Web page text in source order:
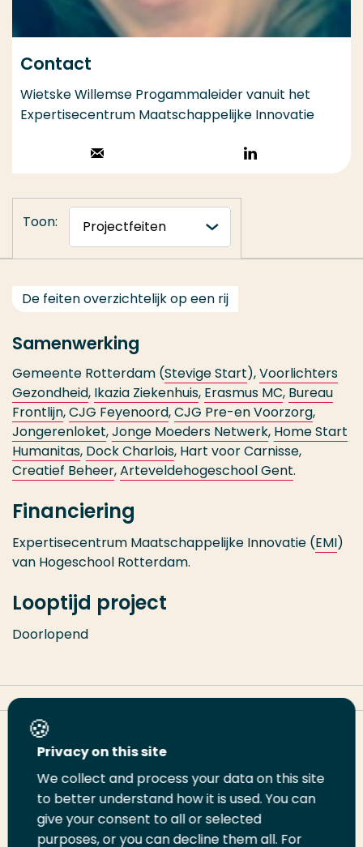
Contact
Wietske Willemse Progammaleider vanuit het
Expertisecentrum Maatschappelijke Innovatie
Stuur een email
Volg op
LinkedIn
Toon:
De feiten overzichtelijk op een rij
Samenwerking
Gemeente Rotterdam (Stevige Start),Voorlichters
Gezondheid, Ikazia Ziekenhuis, Erasmus MC, Bureau
Frontlijn,CJG Feyenoord,CJG Pre-en Voorzorg,
Jongerenloket,Jonge Moeders Netwerk, Home Start
Humanitas, Dock Charlois, Hart voor Carnisse,
Creatief Beheer,Arteveldehogeschool Gent.
Financiering
Expertisecentrum Maatschappelijke Innovatie (EMI)
van Hogeschool Rotterdam.
Looptijd project
Doorlopend
Deel deze pagina
DeelDeel
op
Deel
op
Email
deze
Print
deze
Privacy on this site
We collect and process your data on this site
to better understand how it is used. You can
give your consent to all or selected
purposes, or you can decline them all. For